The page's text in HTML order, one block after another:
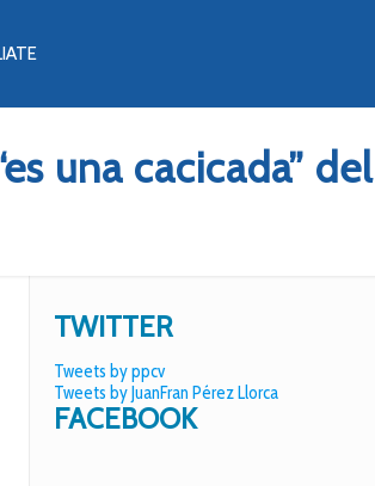
una cacicada” del
TWITTER
Tweets by ppcv
Tweets by JuanFran Pérez Llorca
FACEBOOK